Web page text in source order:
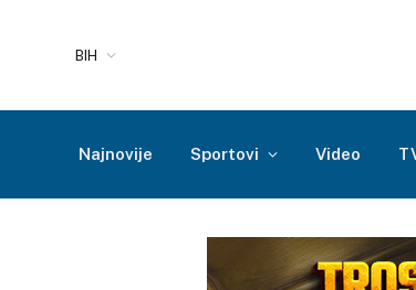
BIH
Najnovije Sportovi Video